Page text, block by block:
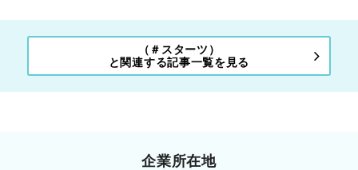
（＃スターツ）
と関連する記事一覧を見る
企業所在地